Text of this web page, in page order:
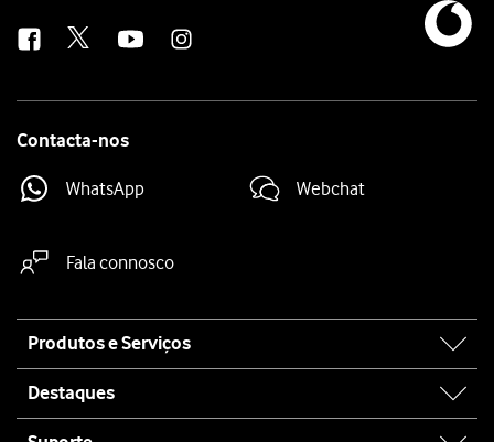
Contacta-nos
WhatsApp Webchat
Fala connosco
map
Produtos e Serviços
Destaques